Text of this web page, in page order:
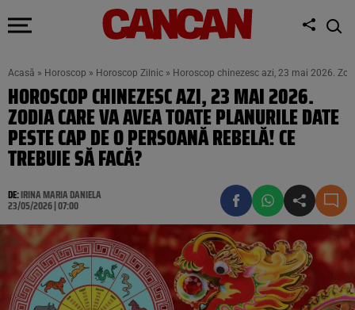
Acasă » Horoscop » Horoscop Zilnic » Horoscop chinezesc azi, 23 mai 2026.
HOROSCOP CHINEZESC AZI, 23 MAI 2026.
ZODIA CARE VA AVEA TOATE PLANURILE DATE
PESTE CAP DE O PERSOANĂ REBELĂ! CE
TREBUIE SĂ FACĂ?
DE:IRINA MARIA DANIELA
23/05/2026 | 07:00